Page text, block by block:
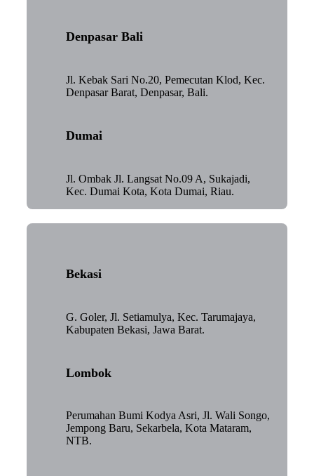
Denpasar Bali
Jl. Kebak Sari No.20, Pemecutan Klod, Kec.
Denpasar Barat, Denpasar, Bali.
Dumai
Jl. Ombak Jl. Langsat No.09 A, Sukajadi,
Kec. Dumai Kota, Kota Dumai, Riau.
Bekasi
G. Goler, Jl. Setiamulya, Kec. Tarumajaya,
Kabupaten Bekasi, Jawa Barat.
Lombok
Perumahan Bumi Kodya Asri, Jl. Wali Songo,
Jempong Baru, Sekarbela, Kota Mataram,
NTB.